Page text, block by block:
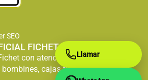
SEO
FICHET
con atención especializada en
bombines, cajas fuertes y servicio
Llamar